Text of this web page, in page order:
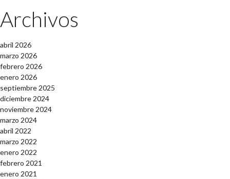
Archivos
abril 2026
marzo 2026
febrero 2026
enero 2026
septiembre 2025
diciembre 2024
noviembre 2024
marzo 2024
abril 2022
marzo 2022
enero 2022
febrero 2021
enero 2021